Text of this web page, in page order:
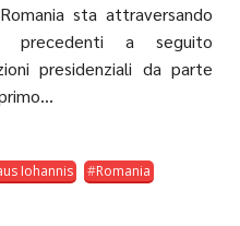
sta attraversando
precedenti a seguito
presidenziali da parte
Iohannis Romania